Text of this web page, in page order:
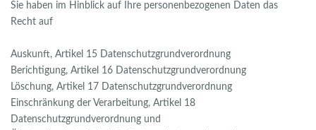
Sie haben im Hinblick auf Ihre personenbezogenen Daten das
Recht auf
Auskunft, Artikel 15 Datenschutzgrundverordnung
Berichtigung, Artikel 16 Datenschutzgrundverordnung
Löschung, Artikel 17 Datenschutzgrundverordnung
Einschränkung der Verarbeitung, Artikel 18
Datenschutzgrundverordnung und